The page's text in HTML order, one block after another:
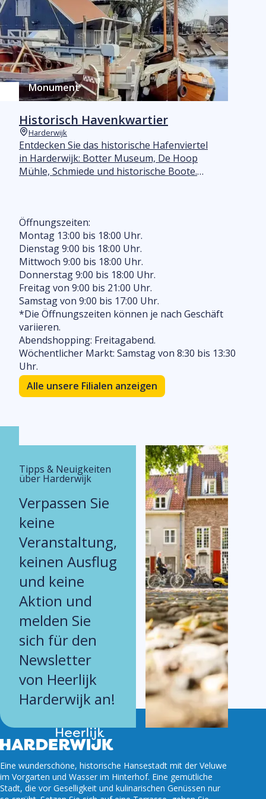
Monument
Historisch Havenkwartier
Orte
Harderwijk
Entdecken Sie das historische Hafenviertel
in Harderwijk: Botter Museum, De Hoop
Mühle, Schmiede und historische Boote.
Öffnungszeiten:
Montag 13:00 bis 18:00 Uhr.
Dienstag 9:00 bis 18:00 Uhr.
Mittwoch 9:00 bis 18:00 Uhr.
Donnerstag 9:00 bis 18:00 Uhr.
Freitag von 9:00 bis 21:00 Uhr.
Samstag von 9:00 bis 17:00 Uhr.
*Die Öffnungszeiten können je nach Geschäft
variieren.
Abendshopping: Freitagabend.
Wöchentlicher Markt: Samstag von 8:30 bis 13:30
Uhr.
Alle unsere Filialen anzeigen
Tipps & Neuigkeiten
über Harderwijk
Verpassen Sie
keine
Veranstaltung,
keinen Ausflug
und keine
Aktion und
melden Sie
sich für den
Newsletter
von Heerlijk
Harderwijk an!
Eine wunderschöne, historische Hansestadt mit der Veluwe
im Vorgarten und Wasser im Hinterhof. Eine gemütliche
Stadt, die vor Geselligkeit und kulinarischen Genüssen nur